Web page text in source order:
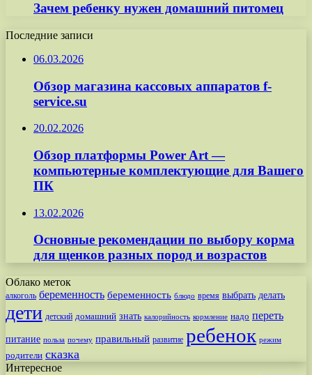
Зачем ребенку нужен домашний питомец
Последние записи
06.03.2026
Обзор магазина кассовых аппаратов f-
service.su
20.02.2026
Обзор платформы Power Art —
компьютерные комплектующие для Вашего
ПК
13.02.2026
Основные рекомендации по выбору корма
для щенков разных пород и возрастов
Облако меток
алкоголь беременность беременность блюдо время выбрать делать
дети детский домашний знать калорийность кормление надо переть
питание польза почему правильный развитие ребенок режим
родители сказка
Интересное